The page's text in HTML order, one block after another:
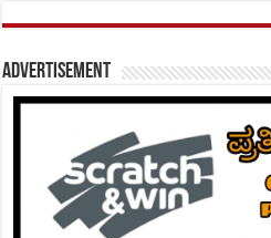
Advertisement